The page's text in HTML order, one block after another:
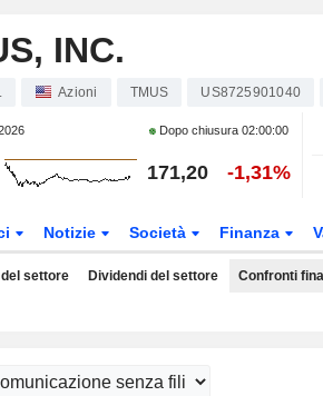
INC.
Azioni TMUS US8725901040
Dopo chiusura 02:00:00
171,20 -1,31%
Notizie Società Finanza
settore Dividendi del settore Confronti